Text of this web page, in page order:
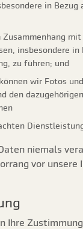
in Bezug
mit
insbesondere in
zu führen; und
wir Fotos
den
niemals
vor unsere
Ihre